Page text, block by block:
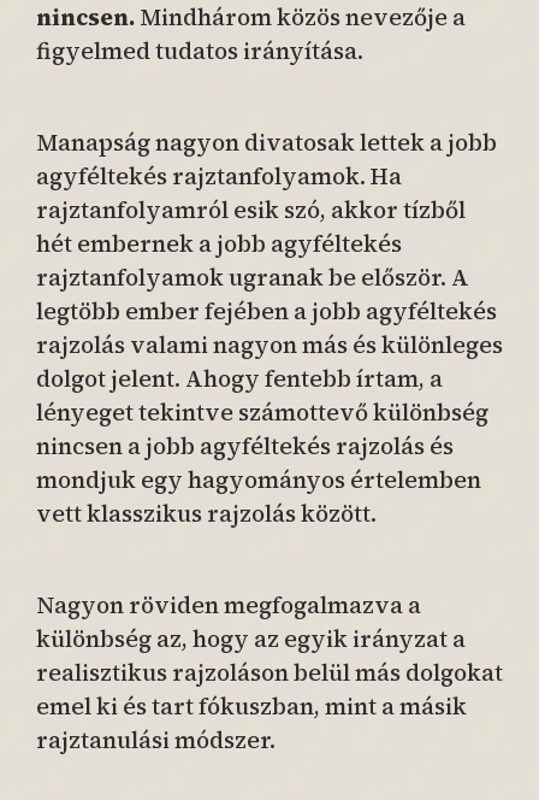
nincsen.Mindhárom közös nevezője a
figyelmed tudatos irányítása.
Manapság nagyon divatosak lettek a jobb
agyféltekés rajztanfolyamok. Ha
rajztanfolyamról esik szó, akkor tízből
hét embernek a jobb agyféltekés
rajztanfolyamok ugranak be először. A
legtöbb ember fejében a jobb agyféltekés
rajzolás valami nagyon más és különleges
dolgot jelent. Ahogy fentebb írtam, a
lényeget tekintve számottevő különbség
nincsen a jobb agyféltekés rajzolás és
mondjuk egy hagyományos értelemben
vett klasszikus rajzolás között.
Nagyon röviden megfogalmazva a
különbség az, hogy az egyik irányzat a
realisztikus rajzoláson belül más dolgokat
emel ki és tart fókuszban, mint a másik
rajztanulási módszer.